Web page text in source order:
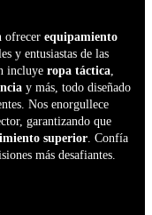
ofrecer equipamiento
y entusiastas de las
incluye ropa táctica,
y más, todo diseñado
Nos enorgullece
garantizando que
superior. Confía
más desafiantes.